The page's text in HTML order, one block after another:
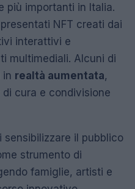
più importanti in Italia.
NFT creati dai
interattivi e
multimediali. Alcuni di
in realtà aumentata,
cura e condivisione
sensibilizzare il pubblico
strumento di
famiglie, artisti e